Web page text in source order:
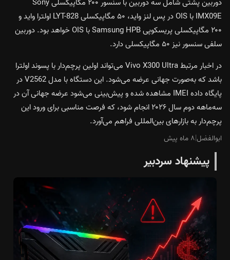
دوربین پشتی شامل سه دوربین با سنسور ۲۰۰ مگاپیکسلی Sony
IMX09E با OIS در پس لنز واید، ۵۰ مگاپیکسلی LYT-828 اولترا واید و
۲۰۰ مگاپیکسلی پریسکوپی Samsung HPB با OIS خواهد بود. دوربین
سلفی سنسور نیز ۵۰ مگاپیکسلی دارد.
در اخبار مرتبط Vivo X300 Ultra می‌تواند اولین پرچم‌دار با پسوند اولترا
باشد که به‌صورت جهانی عرضه می‌شود. این دستگاه با مدل V2562 در
پایگاه داده IMEI مشاهده شده و پیش‌بینی می‌شود عرضه جهانی آن در
سه‌ماهه دوم سال ۲۰۲۶ انجام شود، که فرصت مناسبی برای ورود این
پرچم‌دار به بازارهای بین‌المللی فراهم می‌آورد.
ابوالفضل|۸ ماه پیش
پیشنهاد سردبیر